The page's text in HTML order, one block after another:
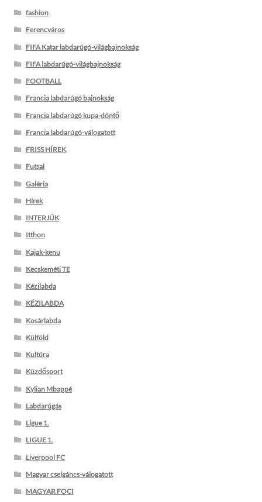
fashion
Ferencváros
FIFA Katar labdarúgó-világbajnokság
FIFA labdarúgó-világbajnokság
FOOTBALL
Francia labdarúgó bajnokság
Francia labdarúgó kupa-döntő
Francia labdarúgó-válogatott
FRISS HÍREK
Futsal
Galéria
Hírek
INTERJÚK
Itthon
Kajak-kenu
Kecskeméti TE
Kézilabda
KÉZILABDA
Kosárlabda
Külföld
Kultúra
Küzdősport
Kylian Mbappé
Labdarúgás
Ligue 1.
LIGUE 1.
Liverpool FC
Magyar cselgáncs-válogatott
MAGYAR FOCI